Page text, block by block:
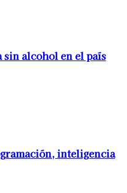
sin alcohol en el país
inteligencia